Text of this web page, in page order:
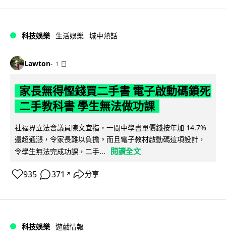
科技娛樂 生活娛樂 城中熱話
Lawton 1 日
家長無得慳錢買二手書 電子啟動碼鎖死
二手教科書 學生無法做功課
社福界立法會議員陳文宜指，一間中學書單價錢按年加 14.7%
遠超通漲，令家長難以負擔。而且電子教材啟動碼這項設計，
令學生無法完成功課，二手...
閱讀全文
935 371 ↗ 分享
科技娛樂 遊戲情報